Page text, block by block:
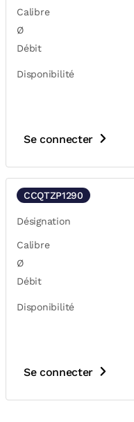
Calibre
Ø
Débit
Disponibilité
Se connecter
CCQTZP1290
Désignation
Calibre
Ø
Débit
Disponibilité
Se connecter